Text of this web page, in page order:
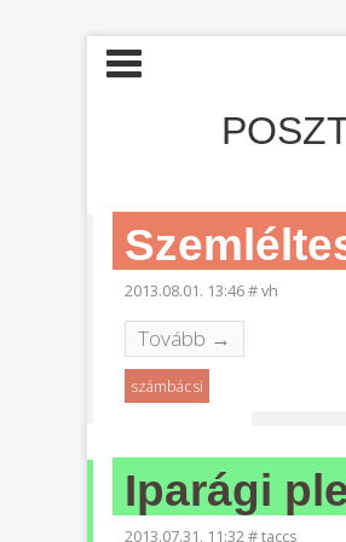
2013.08.01. 13:46#vh
Tovább →
számbácsi
Iparági
2013.07.31. 11:32#taccs